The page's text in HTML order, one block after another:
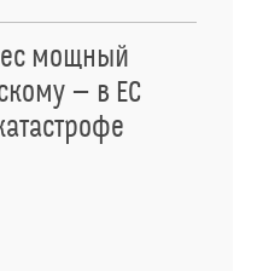
мощный
— в ЕС